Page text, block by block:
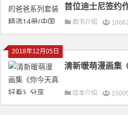
首位迪士尼签约
图书介绍
2018年12月05日
清新暖萌漫画集
绘本介绍